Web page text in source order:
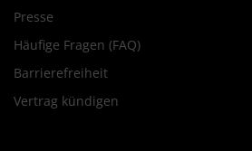
Presse
Häufige Fragen (FAQ)
Barrierefreiheit
Vertrag kündigen